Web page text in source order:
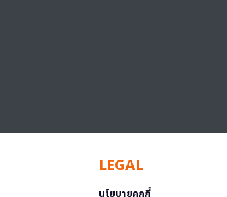
LEGAL
นโยบายคุกกี้